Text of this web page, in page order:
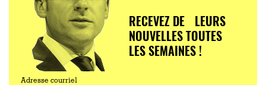
RECEVEZ DE LEURS
NOUVELLES TOUTES
LES SEMAINES !
Adresse courriel